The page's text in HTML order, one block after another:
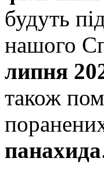
будуть
нашого
липня
також
панахида